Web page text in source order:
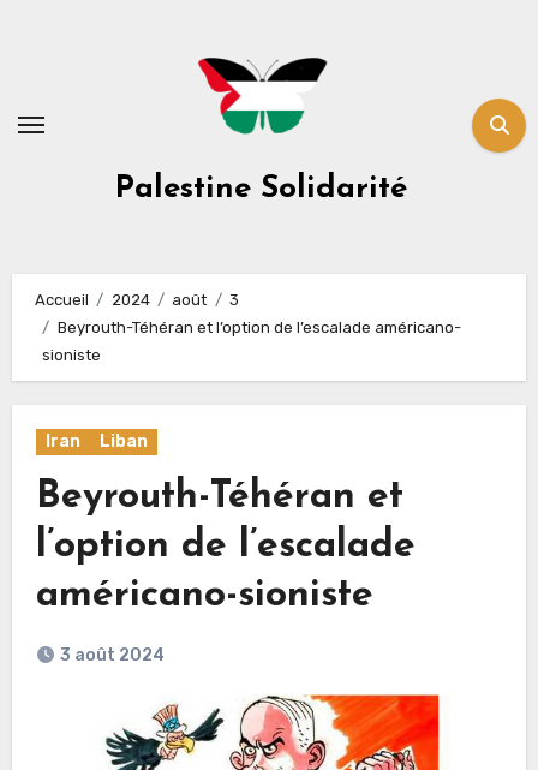
Palestine Solidarité
Accueil 2024 août
3
Beyrouth-Téhéran et l’option de l’escalade américano-
sioniste
Iran Liban
Beyrouth-Téhéran et
l’option de l’escalade
américano-sioniste
3 août 2024